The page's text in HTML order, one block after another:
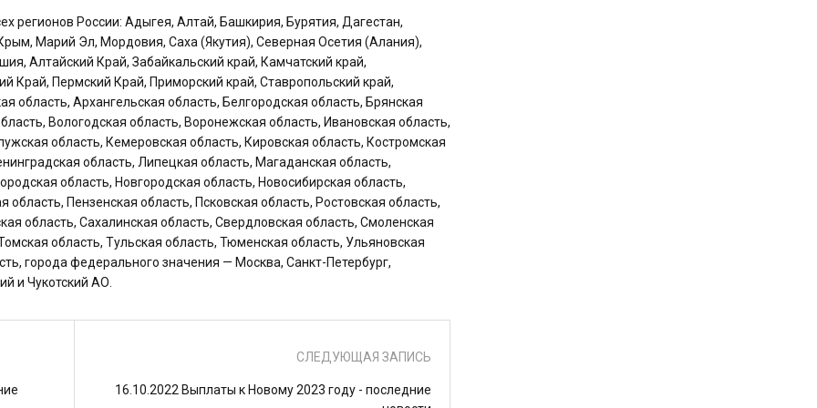
регионов России: Адыгея, Алтай, Башкирия, Бурятия, Дагестан,
Марий Эл, Мордовия, Саха (Якутия), Северная Осетия (Алания),
Алтайский Край, Забайкальский край, Камчатский край,
Край, Пермский Край, Приморский край, Ставропольский край,
область, Архангельская область, Белгородская область, Брянская
Вологодская область, Воронежская область, Ивановская область,
область, Кемеровская область, Кировская область, Костромская
область, Липецкая область, Магаданская область,
область, Новгородская область, Новосибирская область,
Пензенская область, Псковская область, Ростовская область,
область, Сахалинская область, Свердловская область, Смоленская
область, Тульская область, Тюменская область, Ульяновская
города федерального значения — Москва, Санкт-Петербург,
и Чукотский АО.
СЛЕДУЮЩАЯ ЗАПИСЬ
16.10.2022 Выплаты к Новому 2023 году - последние